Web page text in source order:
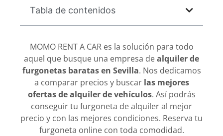
Tabla de contenidos
MOMO RENT A CAR es la solución para todo
aquel que busque una empresa dealquiler de
furgonetas baratas en Sevilla. Nos dedicamos
a comparar precios y buscarlas mejores
ofertas de alquiler de vehículos. Así podrás
conseguir tu furgoneta de alquiler al mejor
precio y con las mejores condiciones. Reserva tu
furgoneta online con toda comodidad.